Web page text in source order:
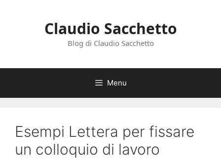
Claudio Sacchetto
Blog di Claudio Sacchetto
Menu
Esempi Lettera per fissare
un colloquio di lavoro